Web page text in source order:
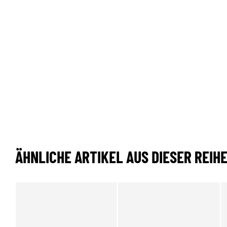
ÄHNLICHE ARTIKEL AUS DIESER REIHE